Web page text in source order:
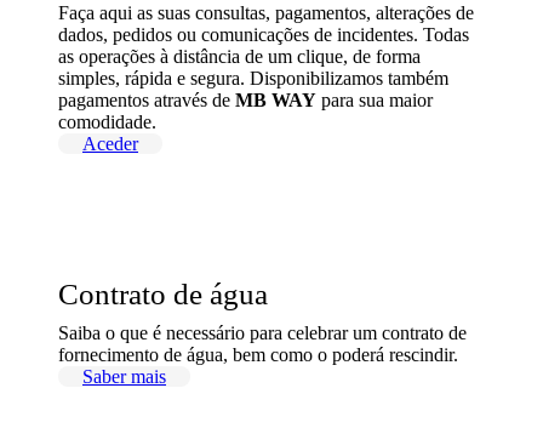
Faça aqui as suas consultas, pagamentos, alterações de
dados, pedidos ou comunicações de incidentes. Todas
as operações à distância de um clique, de forma
simples, rápida e segura. Disponibilizamos também
pagamentos através de MB WAY para sua maior
comodidade.
Aceder
Contrato de água
Saiba o que é necessário para celebrar um contrato de
fornecimento de água, bem como o poderá rescindir.
Saber mais